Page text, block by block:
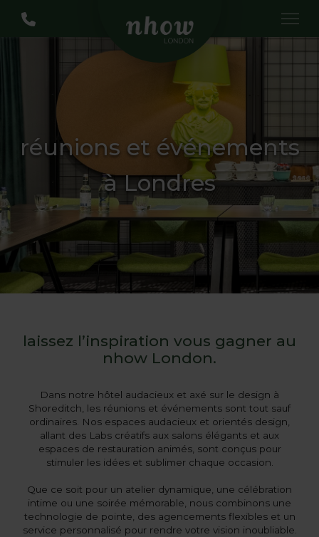
réunions et événements
à Londres
laissez l’inspiration vous gagner au
nhow London.
Dans notre hôtel audacieux et axé sur le design à
Shoreditch, les réunions et événements sont tout sauf
ordinaires. Nos espaces audacieux et orientés design,
allant des Labs créatifs aux salons élégants et aux
espaces de restauration animés, sont conçus pour
stimuler les idées et sublimer chaque occasion.
Que ce soit pour un atelier dynamique, une célébration
intime ou une soirée mémorable, nous combinons une
technologie de pointe, des agencements flexibles et un
service personnalisé pour rendre votre vision inoubliable.